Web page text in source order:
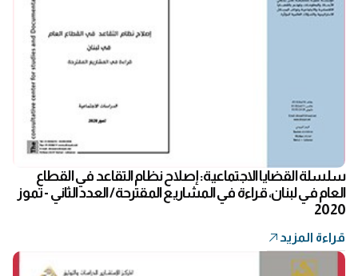
سلسلة القضايا الاجتماعية: إصلاح نظام التقاعد في القطاع
العام في لبنان، قراءة في المشاريع المقترحة/ العدد الثاني - تموز
2020
قراءة المزيد